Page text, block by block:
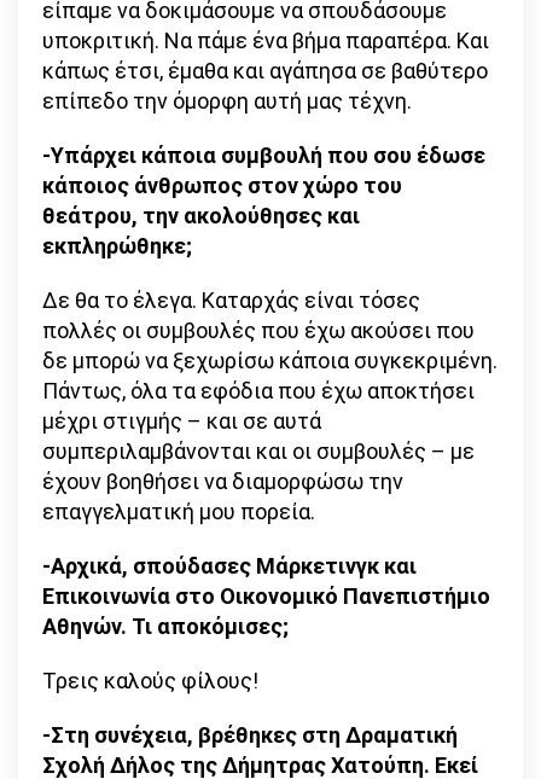
είπαμε να δοκιμάσουμε να σπουδάσουμε
υποκριτική. Να πάμε ένα βήμα παραπέρα. Και
κάπως έτσι, έμαθα και αγάπησα σε βαθύτερο
επίπεδο την όμορφη αυτή μας τέχνη.
-Υπάρχει κάποια συμβουλή που σου έδωσε
κάποιος άνθρωπος στον χώρο του
θεάτρου, την ακολούθησες και
εκπληρώθηκε;
Δε θα το έλεγα. Καταρχάς είναι τόσες
πολλές οι συμβουλές που έχω ακούσει που
δε μπορώ να ξεχωρίσω κάποια συγκεκριμένη.
Πάντως, όλα τα εφόδια που έχω αποκτήσει
μέχρι στιγμής – και σε αυτά
συμπεριλαμβάνονται και οι συμβουλές – με
έχουν βοηθήσει να διαμορφώσω την
επαγγελματική μου πορεία.
-Αρχικά, σπούδασες Μάρκετινγκ και
Επικοινωνία στο Οικονομικό Πανεπιστήμιο
Αθηνών. Τι αποκόμισες;
Τρεις καλούς φίλους!
-Στη συνέχεια, βρέθηκες στη Δραματική
Σχολή Δήλος της Δήμητρας Χατούπη. Εκεί